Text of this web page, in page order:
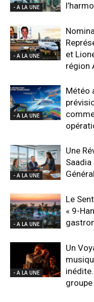
- A LA UNE
- A LA UNE
et
région
- A LA UNE
Météo
- A LA UNE
Une
- A LA UNE
Le
« 9-
- A LA UNE
Un